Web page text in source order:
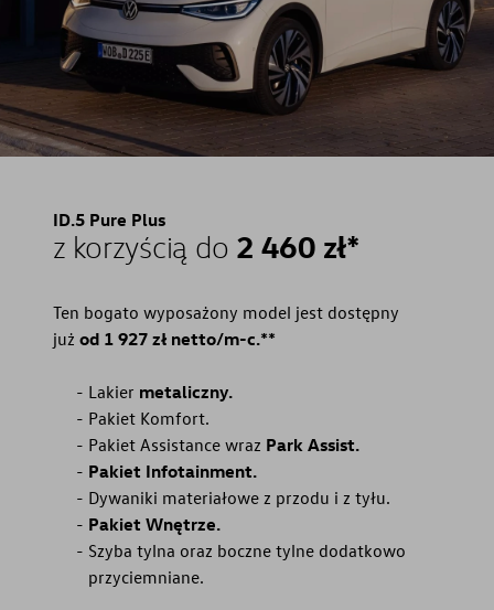
ID.5 Pure Plus
z korzyścią do 2 460 zł*
Ten bogato wyposażony model jest dostępny
już od 1 927 zł netto/m-c.**
Lakier metaliczny.
Pakiet Komfort.
Pakiet Assistance wraz Park Assist.
Pakiet Infotainment.
Dywaniki materiałowe z przodu i z tyłu.
Pakiet Wnętrze.
Szyba tylna oraz boczne tylne dodatkowo
przyciemniane.